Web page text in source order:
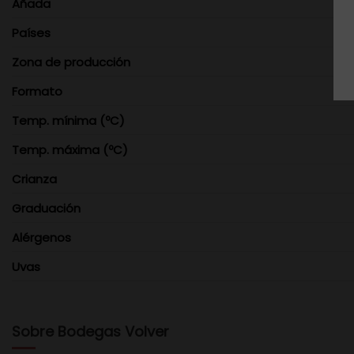
Países
Zona de producción
Formato
Temp. mínima (ºC)
Temp. máxima (ºC)
Crianza
Graduación
Alérgenos
Uvas
Sobre Bodegas Volver